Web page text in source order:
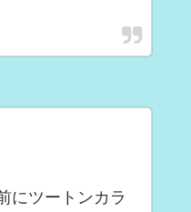
にツートンカラ